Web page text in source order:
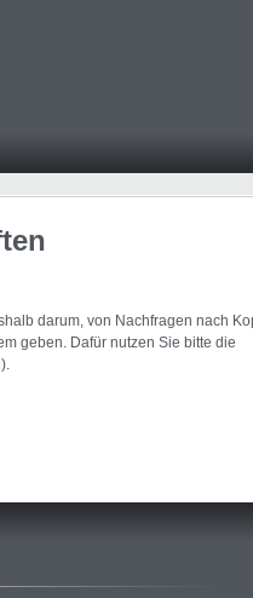
darum, von Nachfragen nach
geben. Dafür nutzen Sie bitte die